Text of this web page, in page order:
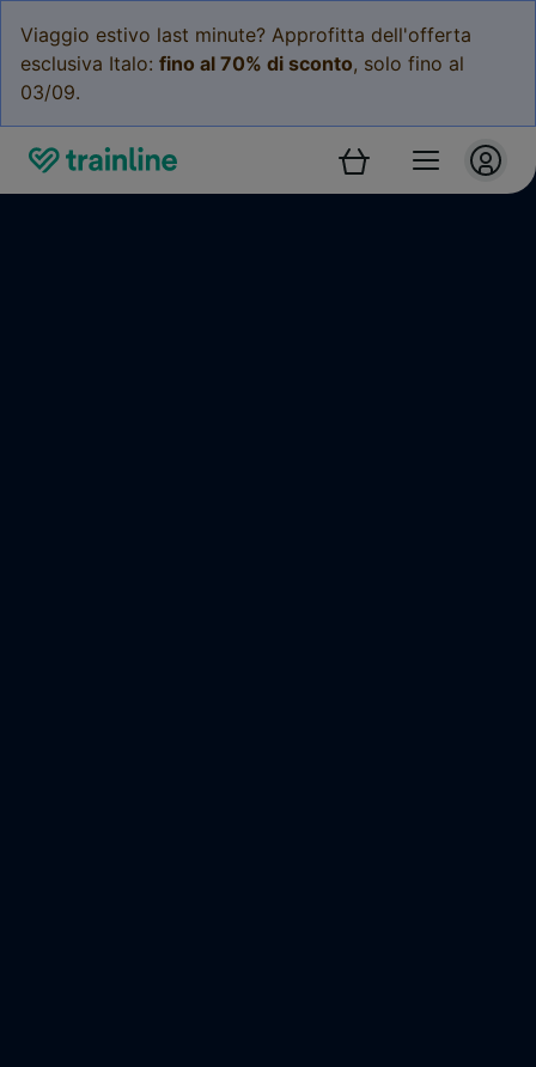
Viaggio estivo last minute? Approfitta dell'offerta
esclusiva Italo: fino al 70% di sconto, solo fino al
03/09.